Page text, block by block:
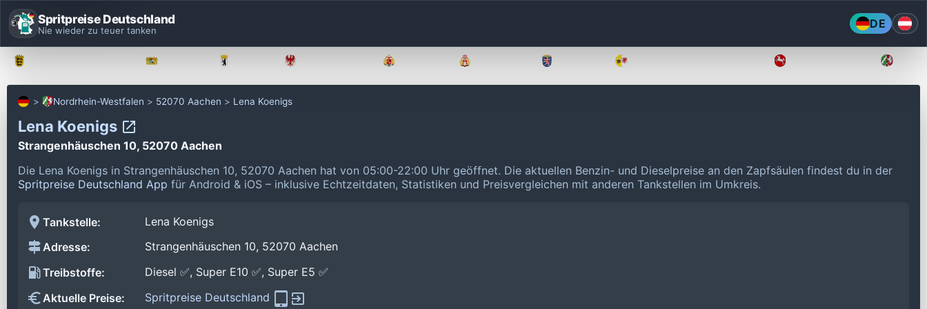
Spritpreise Deutschland
Nie wieder zu teuer tanken DE
Nordrhein-Westfalen 52070 Aachen Lena Koenigs
Lena Koenigs
Strangenhäuschen 10, 52070 Aachen
Die Lena Koenigs in Strangenhäuschen 10, 52070 Aachen hat von 05:00-22:00 Uhr geöffnet. Die aktuellen Benzin- und Dieselpreise an den Zapfsäulen findest du in der
Spritpreise Deutschland App für Android & iOS – inklusive Echtzeitdaten, Statistiken und Preisvergleichen mit anderen Tankstellen im Umkreis.
Tankstelle:
Lena Koenigs
Adresse:
Strangenhäuschen 10, 52070 Aachen
Treibstoffe:
Diesel ✅, Super E10 ✅, Super E5 ✅
Aktuelle Preise:
Spritpreise Deutschland